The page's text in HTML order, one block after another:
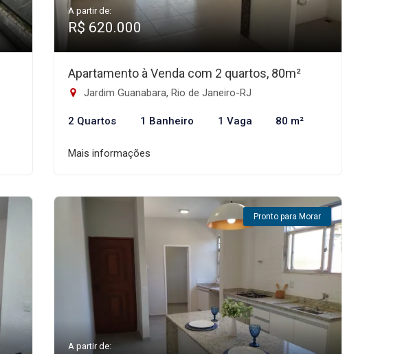
A partir de:
R$ 620.000
Apartamento à Venda com 2 quartos, 80m²
Jardim Guanabara, Rio de Janeiro-RJ
2 Quartos 1 Banheiro 1 Vaga 80 m²
Mais informações
Pronto para Morar
A partir de: